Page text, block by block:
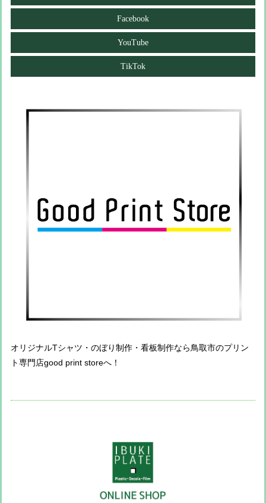
Facebook
YouTube
TikTok
オリジナルTシャツ・のぼり制作・看板制作なら鳥取市のプリン
ト専門店good print storeへ！